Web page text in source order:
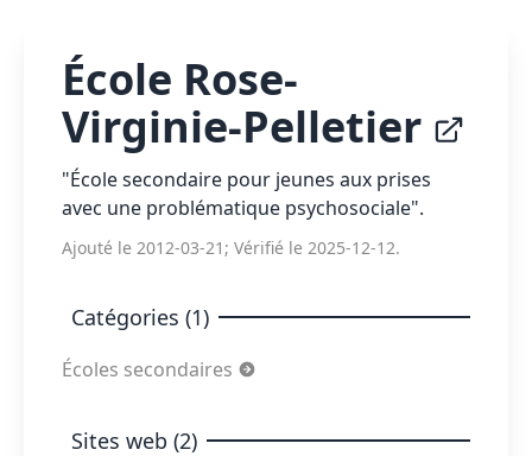
École Rose-
Virginie-Pelletier
"École secondaire pour jeunes aux prises
avec une problématique psychosociale".
Ajouté le 2012-03-21; Vérifié le 2025-12-12.
Catégories (1)
Écoles secondaires
Sites web (2)